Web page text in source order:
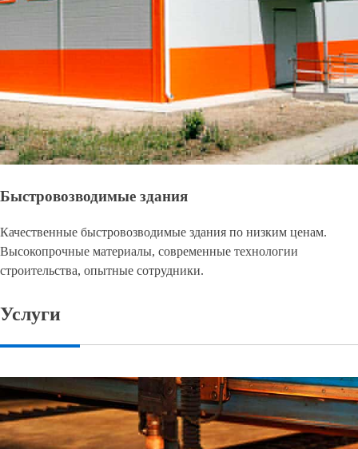
Быстровозводимые здания
Качественные быстровозводимые здания по низким ценам.
Высокопрочные материалы, современные технологии
строительства, опытные сотрудники.
Услуги